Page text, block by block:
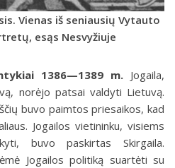
Vienas iš seniausių Vytauto
esąs Nesvyžiuje
1386—1389 m. Jogaila,
norėjo patsai valdyti Lietuvą.
buvo paimtos priesaikos, kad
Jogailos vietininku, visiems
buvo paskirtas Skirgaila.
Jogailos politiką suartėti su